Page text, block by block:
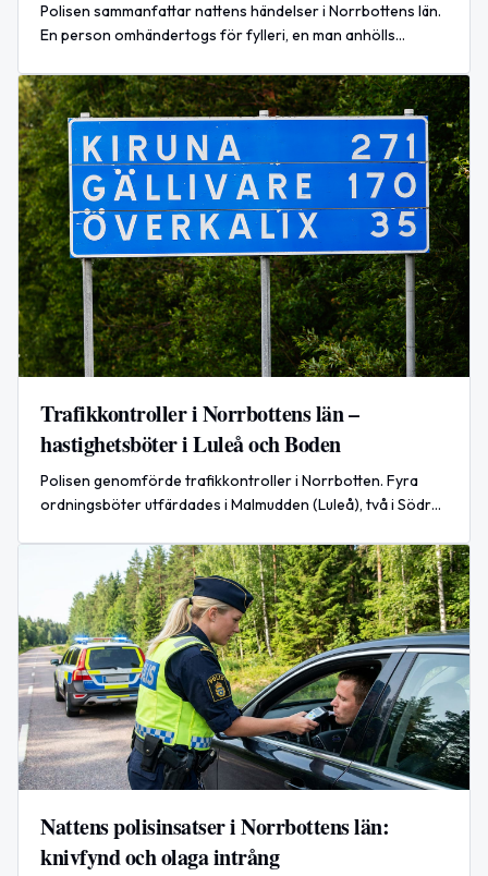
Polisen sammanfattar nattens händelser i Norrbottens län.
En person omhändertogs för fylleri, en man anhölls
hastighetsöverträdelser noterades vid en trafikkontroll.
Trafikkontroller i Norrbottens län –
hastighetsböter i Luleå och Boden
Polisen genomförde trafikkontroller i Norrbotten. Fyra
ordningsböter utfärdades i Malmudden (Luleå), två i Södra
Nattens polisinsatser i Norrbottens län:
knivfynd och olaga intrång